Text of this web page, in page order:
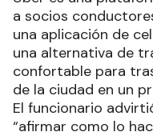
a socios
una aplicación de
una alternativa de
confortable para
de la ciudad en un
El funcionario
“afirmar como lo